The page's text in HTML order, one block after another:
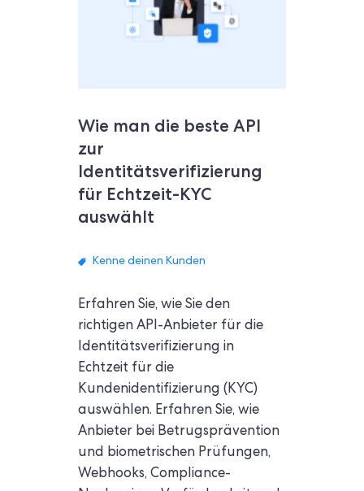
Wie man die beste API
zur
Identitätsverifizierung
für Echtzeit-KYC
auswählt
Kenne deinen Kunden
Erfahren Sie, wie Sie den
richtigen API-Anbieter für die
Identitätsverifizierung in
Echtzeit für die
Kundenidentifizierung (KYC)
auswählen. Erfahren Sie, wie
Anbieter bei Betrugsprävention
und biometrischen Prüfungen,
Webhooks, Compliance-